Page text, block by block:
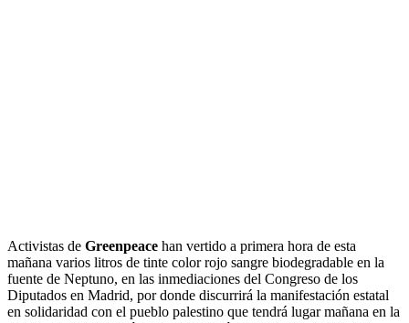
Activistas de Greenpeace han vertido a primera hora de esta
mañana varios litros de tinte color rojo sangre biodegradable en la
fuente de Neptuno, en las inmediaciones del Congreso de los
Diputados en Madrid, por donde discurrirá la manifestación estatal
en solidaridad con el pueblo palestino que tendrá lugar mañana en la